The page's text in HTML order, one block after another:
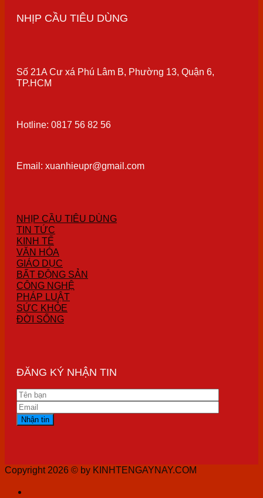
NHỊP CẦU TIÊU DÙNG
Số 21A Cư xá Phú Lâm B, Phường 13, Quận 6,
TP.HCM
Hotline: 0817 56 82 56
Email: xuanhieupr@gmail.com
NHỊP CẦU TIÊU DÙNG
TIN TỨC
KINH TẾ
VĂN HÓA
GIÁO DỤC
BẤT ĐỘNG SẢN
CÔNG NGHỆ
PHÁP LUẬT
SỨC KHỎE
ĐỜI SỐNG
ĐĂNG KÝ NHẬN TIN
Copyright 2026 © by KINHTENGAYNAY.COM